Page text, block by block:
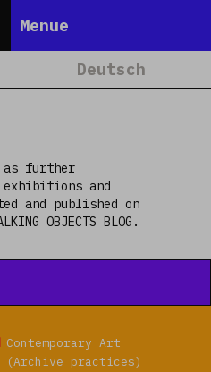
Menue
Home
About
Blog
People
Contact
Deutsch
further
and
and published on
OBJECTS BLOG.
Contemporary Art
(Archive practices)